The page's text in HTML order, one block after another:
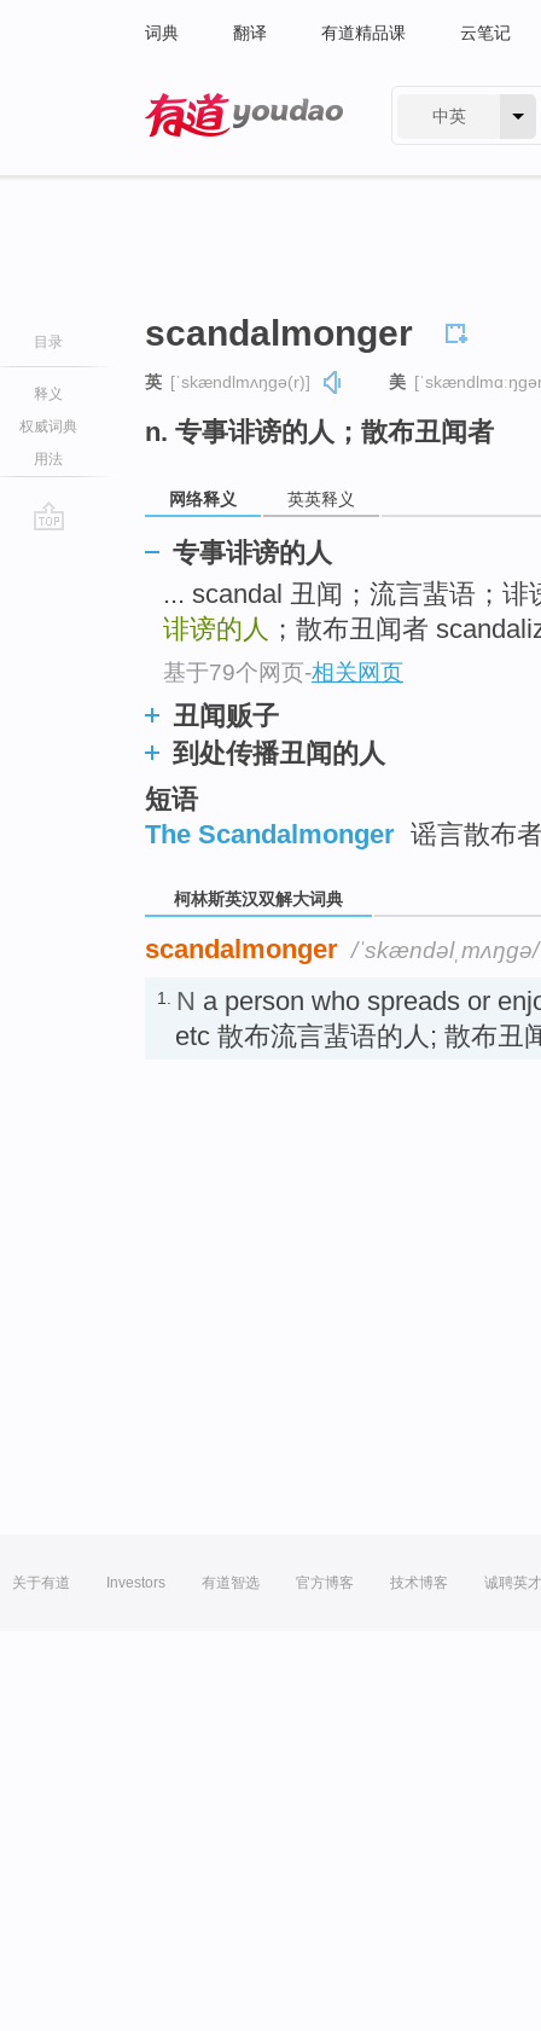
词典 翻译 有道精品课 云笔记
中英
目录
释义
权威词典
用法
scandalmonger
英 [ˈskændlmʌŋɡə(r)] 美
n. 专事诽谤的人；散布丑闻者
网络释义 英英释义
专事诽谤的人
... scandal 丑闻；流言蜚语；
诽谤的人 ；散布丑闻者
基于79个网页-相关网页
丑闻贩子
到处传播丑闻的人
短语
The Scandalmonger 谣言散布
柯林斯英汉双解大词典
scandalmonger /ˈskændəlˌmʌŋɡə/
1. N a person who spreads or
etc 散布流言蜚语的人; 散布丑
关于有道 Investors 有道智选 官方博客 技术博客 诚聘英才